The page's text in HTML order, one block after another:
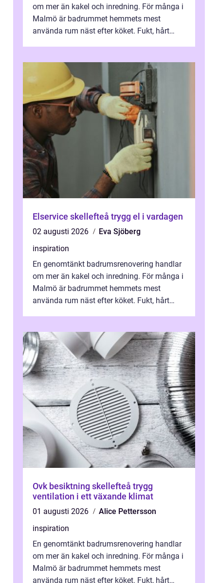
om mer än kakel och inredning. För många i
Malmö är badrummet hemmets mest
använda rum näst efter köket. Fukt, hårt
Elservice skellefteå trygg el i vardagen
02 augusti 2026
Eva Sjöberg
inspiration
En genomtänkt badrumsrenovering handlar
om mer än kakel och inredning. För många i
Malmö är badrummet hemmets mest
använda rum näst efter köket. Fukt, hårt
Ovk besiktning skellefteå trygg
ventilation i ett växande klimat
01 augusti 2026
Alice Pettersson
inspiration
En genomtänkt badrumsrenovering handlar
om mer än kakel och inredning. För många i
Malmö är badrummet hemmets mest
använda rum näst efter köket. Fukt, hårt